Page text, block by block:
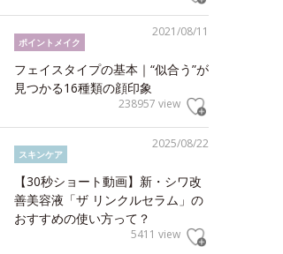
2021/08/11
ポイントメイク
フェイスタイプの基本｜“似合う”が
見つかる16種類の顔印象
238957 view
2025/08/22
スキンケア
【30秒ショート動画】新・シワ改
善美容液「ザ リンクルセラム」の
おすすめの使い方って？
5411 view